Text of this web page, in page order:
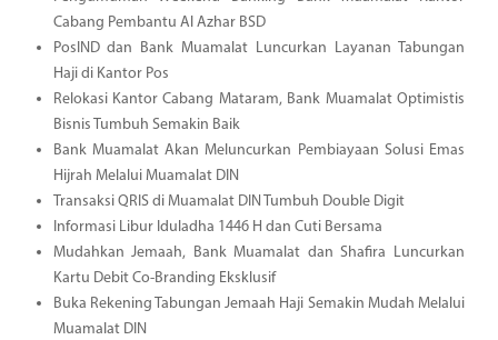
Cabang Pembantu Al Azhar BSD
PosIND dan Bank Muamalat Luncurkan Layanan Tabungan
Haji di Kantor Pos
Relokasi Kantor Cabang Mataram, Bank Muamalat Optimistis
Bisnis Tumbuh Semakin Baik
Bank Muamalat Akan Meluncurkan Pembiayaan Solusi Emas
Hijrah Melalui Muamalat DIN
Transaksi QRIS di Muamalat DIN Tumbuh Double Digit
Informasi Libur Iduladha 1446 H dan Cuti Bersama
Mudahkan Jemaah, Bank Muamalat dan Shafira Luncurkan
Kartu Debit Co-Branding Eksklusif
Buka Rekening Tabungan Jemaah Haji Semakin Mudah Melalui
Muamalat DIN